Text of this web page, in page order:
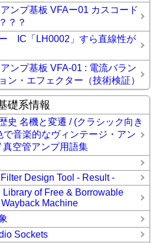
ンプ基板 VFAー01 カスコード
？？
IC「LH0002」すら直線性が
ンプ基板 VFA-01 : 電流バラン
ン・エフェクター（技術検証）
礎系情報
史 名機と変遷 / (クラシック向き
音楽的なヴィンテージ・アン
真空管アンプ用語集
Design Tool - Result -
Library of Free & Borrowable
Machine
Sockets